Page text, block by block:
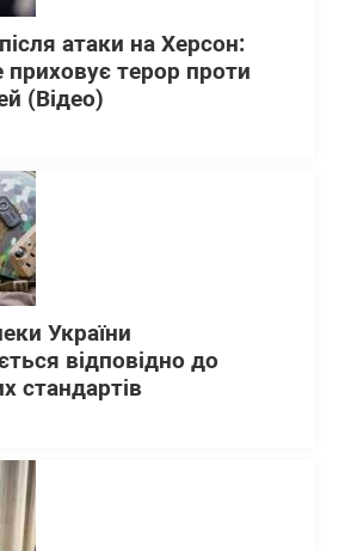
атаки на Херсон:
приховує терор проти
(Відео)
України
відповідно до
стандартів